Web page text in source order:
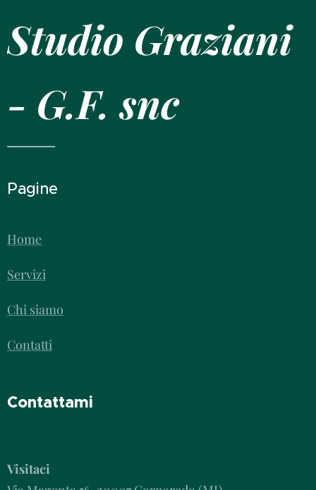
Studio Graziani
- G.F. snc
Pagine
Home
Servizi
Chi siamo
Contatti
Contattami
Visitaci